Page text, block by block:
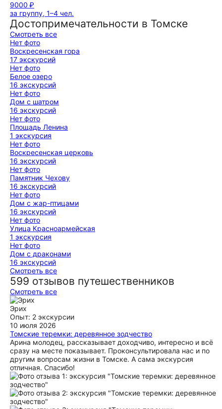
9000 ₽
за группу, 1–4 чел.
Достопримечательности в Томске
Смотреть все
Нет фото
Воскресенская гора
17 экскурсий
Нет фото
Белое озеро
16 экскурсий
Нет фото
Дом с шатром
16 экскурсий
Нет фото
Площадь Ленина
1 экскурсия
Нет фото
Воскресенская церковь
16 экскурсий
Нет фото
Памятник Чехову
16 экскурсий
Нет фото
Дом с жар-птицами
16 экскурсий
Нет фото
Улица Красноармейская
1 экскурсия
Нет фото
Дом с драконами
16 экскурсий
Смотреть все
599 отзывов путешественников
Смотреть все
Эрих
Опыт: 2 экскурсии
10 июля 2026
Томские теремки: деревянное зодчество
Арина молодец, рассказывает доходчиво, интересно и всё
сразу на месте показывает. Проконсультировала нас и по
другим вопросам жизни в Томске. А сама экскурсия
отличная. Спасибо!